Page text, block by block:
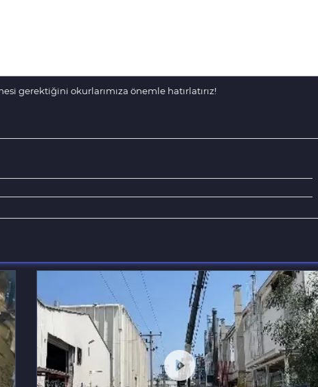
gerektiğini okurlarımıza önemle hatırlatırız!